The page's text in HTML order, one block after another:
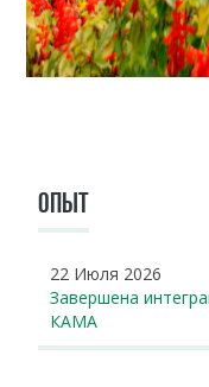
ОПЫТ
22 Июля 2026
Завершена
КАМА